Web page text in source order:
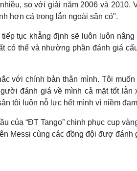
so với giải năm 2006 và 2010.
hơn cả trong lẫn ngoài sân cỏ".
tục khẳng định sẽ luôn luôn
có thể và nhường phần đánh giá
với chính bản thân mình. Tôi
đánh giá về mình cả mặt tốt
tôi luôn nỗ lực hết mình vì niềm đam
của “ĐT Tango” chinh phục cup
Messi cùng các đồng đội đượ đánh